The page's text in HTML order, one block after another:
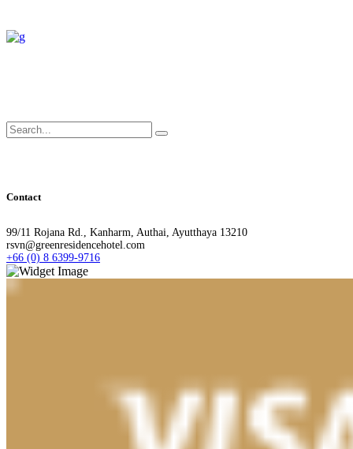
Search
for:
Contact
99/11 Rojana Rd., Kanharm, Authai, Ayutthaya 13210
rsvn@greenresidencehotel.com
+66 (0) 8 6399-9716